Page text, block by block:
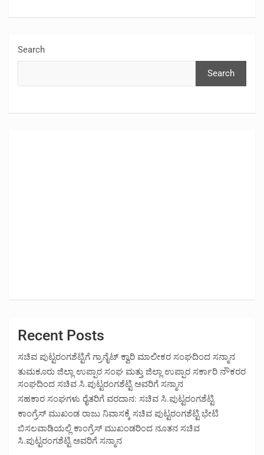
Search
Search
Recent Posts
ಸಚಿವ ಪುಟ್ಟರಂಗಶೆಟ್ಟಿಗೆ ಗ್ರಾನೈಟ್ ಕ್ವಾರಿ ಮಾಲೀಕರ ಸಂಘದಿಂದ ಸನ್ಮಾನ
ತುಮಕೂರು ಜಿಲ್ಲಾ ಉಪ್ಪಾರ ಸಂಘ ಮತ್ತು ಜಿಲ್ಲಾ ಉಪ್ಪಾರ ಸರ್ಕಾರಿ ನೌಕರರ
ಸಂಘದಿಂದ ಸಚಿವ ಸಿ.ಪುಟ್ಟರಂಗಶೆಟ್ಟಿ ಅವರಿಗೆ ಸನ್ಮಾನ
ಸಹಕಾರ ಸಂಘಗಳು ರೈತರಿಗೆ ವರದಾನ: ಸಚಿವ ಸಿ.ಪುಟ್ಟರಂಗಶೆಟ್ಟಿ
ಕಾಂಗ್ರೆಸ್ ಮುಖಂಡ ರಾಜು ನಿವಾಸಕ್ಕೆ ಸಚಿವ ಪುಟ್ಟರಂಗಶೆಟ್ಟಿ ಭೇಟಿ
ಬಿಸಲವಾಡಿಯಲ್ಲಿ ಕಾಂಗ್ರೆಸ್ ಮುಖಂಡರಿಂದ ನೂತನ ಸಚಿವ
ಸಿ.ಪುಟ್ಟರಂಗಶೆಟ್ಟಿ ಅವರಿಗೆ ಸನ್ಮಾನ